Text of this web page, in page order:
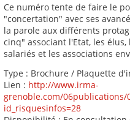
Ce numéro tente de faire le
"concertation" avec ses
la parole aux différents
cinq" associant l'Etat, les
salariés et les associations
Type : Brochure / Plaquette
Lien : http://www.irma-
grenoble.com/
id_risquesinfos=28